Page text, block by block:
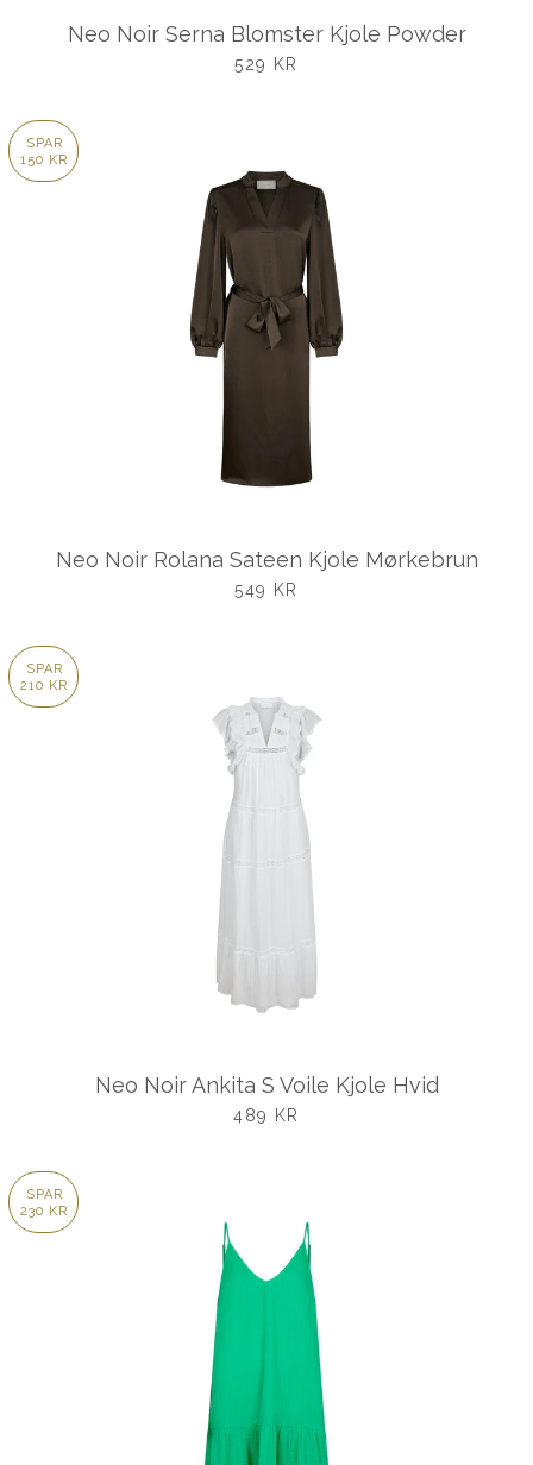
Neo Noir Serna Blomster Kjole Powder
UDSALGSPRIS
529 KR
SPAR
150 KR
Neo Noir Rolana Sateen Kjole Mørkebrun
UDSALGSPRIS
549 KR
SPAR
210 KR
Neo Noir Ankita S Voile Kjole Hvid
UDSALGSPRIS
489 KR
SPAR
230 KR